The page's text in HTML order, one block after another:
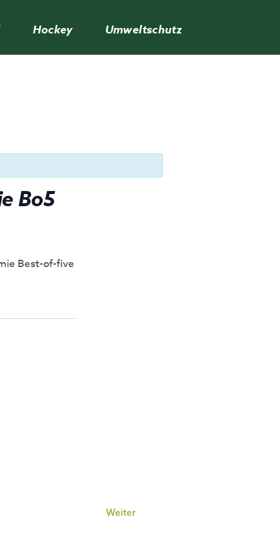
Hockey Umweltschutz
Bo5
Best-of-five
Weiter